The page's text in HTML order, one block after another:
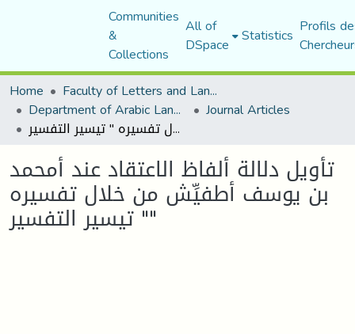
Communities
&
Collections
All of
DSpace Statistics Profils
Home
Faculty of Letters and Languages
Department of Arabic Language and Literature Journal Articles
تأويل دلالة ألفاظ الاعتقاد عند أمحمد بن يوسف أطفيِّش من خلال تفسيره " تيسير التفسير"
تأويل دلالة ألفاظ الاعتقاد عند أمحمد
بن يوسف أطفيِّش من خلال تفسيره
" تيسير التفسير"